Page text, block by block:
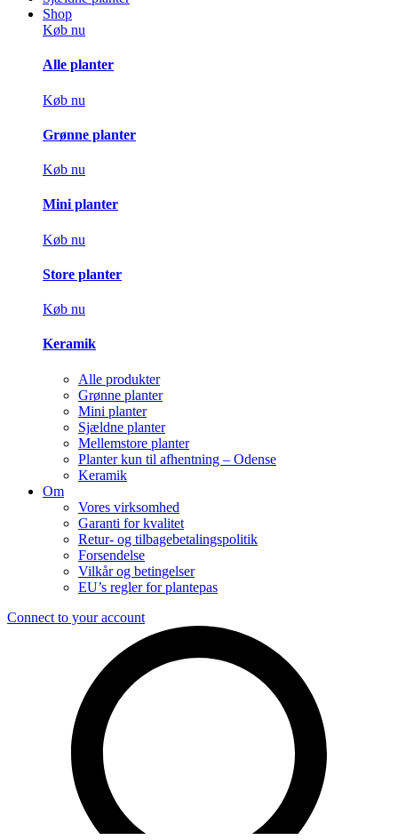
Shop
Køb nu
Alle planter
Køb nu
Grønne planter
Køb nu
Mini planter
Køb nu
Store planter
Køb nu
Keramik
Alle produkter
Grønne planter
Mini planter
Sjældne planter
Mellemstore planter
Planter kun til afhentning – Odense
Keramik
Om
Vores virksomhed
Garanti for kvalitet
Retur- og tilbagebetalingspolitik
Forsendelse
Vilkår og betingelser
EU’s regler for plantepas
Connect to your account